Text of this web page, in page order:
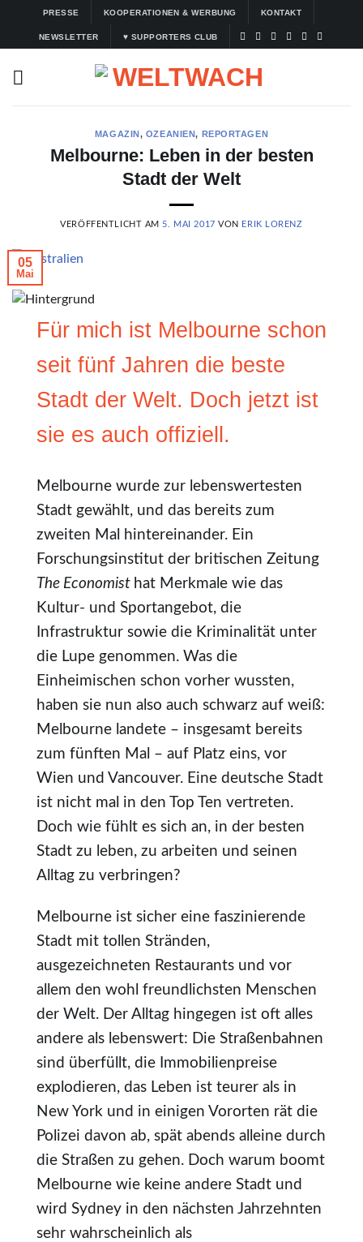
springen
PRESSE KOOPERATIONEN & WERBUNG KONTAKT
NEWSLETTER ♥ SUPPORTERS CLUB
MAGAZIN, OZEANIEN, REPORTAGEN
Melbourne: Leben in der besten
Stadt der Welt
VERÖFFENTLICHT AM 5. MAI 2017 VON ERIK LORENZ
05
Mai
Für mich ist Melbourne schon
seit fünf Jahren die beste
Stadt der Welt. Doch jetzt ist
sie es auch offiziell.
Melbourne wurde zur lebenswertesten
Stadt gewählt, und das bereits zum
zweiten Mal hintereinander. Ein
Forschungsinstitut der britischen Zeitung
The Economist hat Merkmale wie das
Kultur- und Sportangebot, die
Infrastruktur sowie die Kriminalität unter
die Lupe genommen. Was die
Einheimischen schon vorher wussten,
haben sie nun also auch schwarz auf weiß:
Melbourne landete – insgesamt bereits
zum fünften Mal – auf Platz eins, vor
Wien und Vancouver. Eine deutsche Stadt
ist nicht mal in den Top Ten vertreten.
Doch wie fühlt es sich an, in der besten
Stadt zu leben, zu arbeiten und seinen
Alltag zu verbringen?
Melbourne ist sicher eine faszinierende
Stadt mit tollen Stränden,
ausgezeichneten Restaurants und vor
allem den wohl freundlichsten Menschen
der Welt. Der Alltag hingegen ist oft alles
andere als lebenswert: Die Straßenbahnen
sind überfüllt, die Immobilienpreise
explodieren, das Leben ist teurer als in
New York und in einigen Vororten rät die
Polizei davon ab, spät abends alleine durch
die Straßen zu gehen. Doch warum boomt
Melbourne wie keine andere Stadt und
wird Sydney in den nächsten Jahrzehnten
sehr wahrscheinlich als